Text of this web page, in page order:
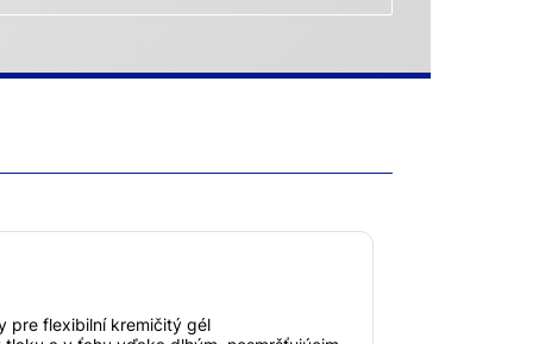
pre flexibilní kremičitý gél